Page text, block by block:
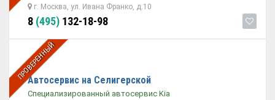
г. Москва, ул. Ивана Франко, д.10
8 (495) 132-18-98
ПРОВЕРЕННЫЙ
Автосервис на Селигерской
Специализированный автосервис Kia